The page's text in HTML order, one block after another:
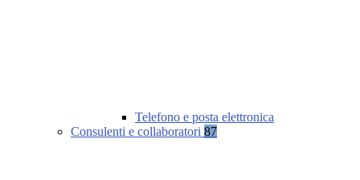
Telefono e posta elettronica
Consulenti e collaboratori 87